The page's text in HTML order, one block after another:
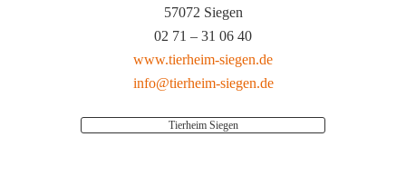
57072 Siegen
02 71 – 31 06 40
www.tierheim-siegen.de
info@tierheim-siegen.de
Tierheim Siegen